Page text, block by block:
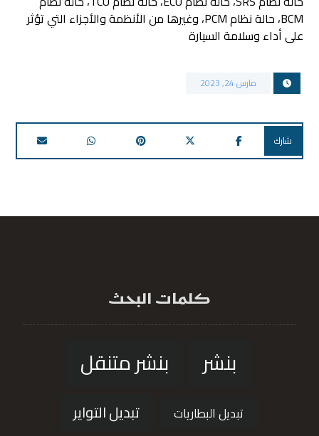
BCM، حالة نظام PCM، وغيرها من الأنظمة والأجزاء التي تؤثر
على أداء وسلامة السيارة
مارس 24, 2023
كلمات البحث
بنشر بنشر متنقل
تبديل البطاريات تبديل التواير